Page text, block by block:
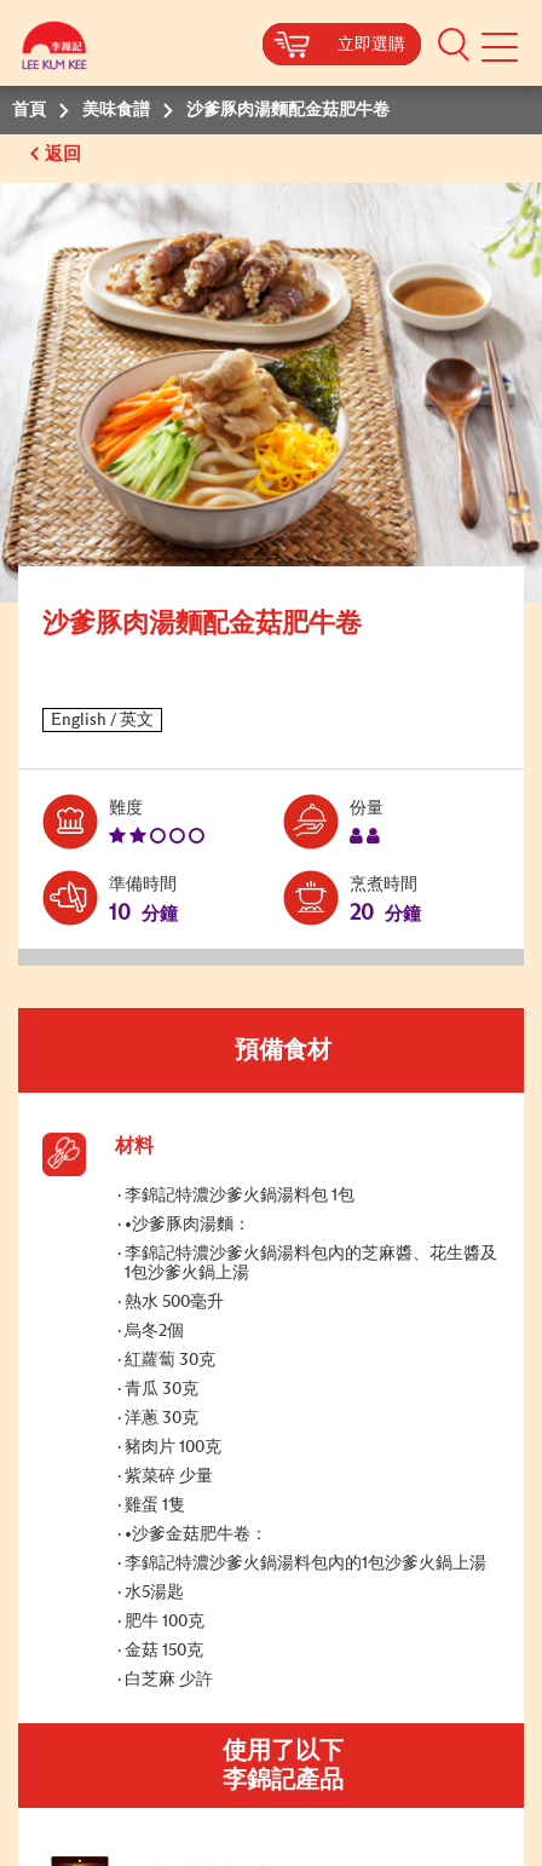
立即選購
Mobile
立即選購
立即選購
立即選購
首頁 美味食譜 沙爹豚肉湯麵配金菇肥牛卷
返回
沙爹豚肉湯麵配金菇肥牛卷
難度Level:
份量Serves:
準備時間
10 分鐘
烹煮時間
20 分鐘
預備食材
材料
李錦記特濃沙爹火鍋湯料包 1包
•沙爹豚肉湯麵：
李錦記特濃沙爹火鍋湯料包內的芝麻醬、花生醬及
1包沙爹火鍋上湯
熱水 500毫升
烏冬2個
紅蘿蔔 30克
青瓜 30克
洋蔥 30克
豬肉片 100克
紫菜碎 少量
雞蛋 1隻
•沙爹金菇肥牛卷：
李錦記特濃沙爹火鍋湯料包內的1包沙爹火鍋上湯
水5湯匙
肥牛 100克
金菇 150克
白芝麻 少許
使用了以下
李錦記產品